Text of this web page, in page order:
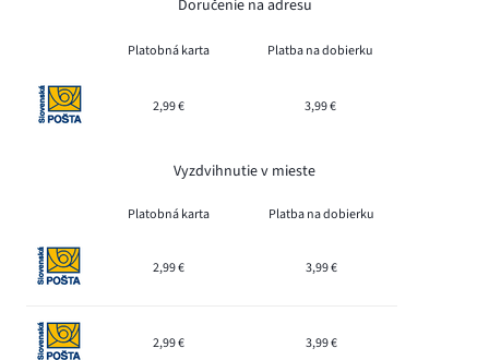
Doručenie na adresu
Platobná karta Platba na dobierku
2,99 € 3,99 €
Vyzdvihnutie v mieste
Platobná karta Platba na dobierku
2,99 € 3,99 €
2,99 € 3,99 €